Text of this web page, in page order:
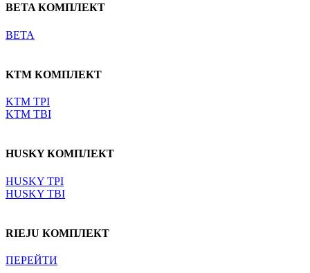
BETA КОМПЛЕКТ
BETA
KTM КОМПЛЕКТ
KTM TPI
KTM TBI
HUSKY КОМПЛЕКТ
HUSKY TPI
HUSKY TBI
RIEJU КОМПЛЕКТ
ПЕРЕЙТИ